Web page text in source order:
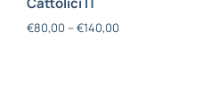
€80,00 – €140,00